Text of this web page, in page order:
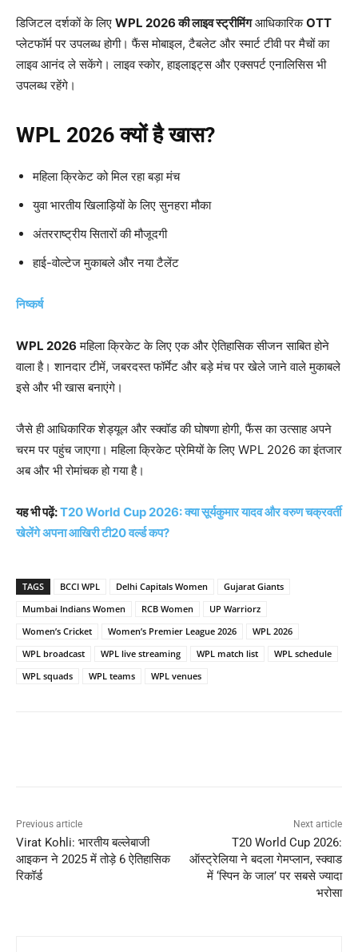
डिजिटल दर्शकों के लिए WPL 2026 की लाइव स्ट्रीमिंगआधिकारिकOTT
प्लेटफॉर्म पर उपलब्ध होगी। फैंस मोबाइल, टैबलेट और स्मार्ट टीवी पर मैचों का
लाइव आनंद ले सकेंगे। लाइव स्कोर, हाइलाइट्स और एक्सपर्ट एनालिसिस भी
उपलब्ध रहेंगे।
WPL 2026क्यों है खास?
महिला क्रिकेट को मिल रहा बड़ा मंच
युवा भारतीय खिलाड़ियों के लिए सुनहरा मौका
अंतरराष्ट्रीय सितारों की मौजूदगी
हाई-वोल्टेज मुकाबले और नया टैलेंट
निष्कर्ष
WPL 2026 महिला क्रिकेट के लिए एक और ऐतिहासिक सीजन साबित होने
वाला है। शानदार टीमें, जबरदस्त फॉर्मेट और बड़े मंच पर खेले जाने वाले मुकाबले
इसे और भी खास बनाएंगे।
जैसे ही आधिकारिक शेड्यूल और स्क्वॉड की घोषणा होगी, फैंस का उत्साह अपने
चरम पर पहुंच जाएगा। महिला क्रिकेट प्रेमियों के लिए WPL 2026 का इंतजार
अब और भी रोमांचक हो गया है।
यह भी पढ़ें:T20 World Cup 2026: क्या सूर्यकुमार यादव और वरुण चक्रवर्ती
खेलेंगे अपना आखिरी टी20 वर्ल्ड कप?
TAGS BCCI WPL Delhi Capitals Women
Gujarat Giants
Mumbai Indians Women
RCB Women
UP Warriorz
Women’s Cricket
Women’s Premier League 2026
WPL 2026
WPL broadcast
WPL live streaming WPL match list
WPL schedule
WPL squads
WPL teams WPL venues
Previous article
Virat Kohli: भारतीय बल्लेबाजी
आइकन ने 2025 में तोड़े 6 ऐतिहासिक
रिकॉर्ड
Next article
T20 World Cup 2026:
ऑस्ट्रेलिया ने बदला गेमप्लान, स्क्वाड
में ‘स्पिन के जाल’ पर सबसे ज्यादा
भरोसा